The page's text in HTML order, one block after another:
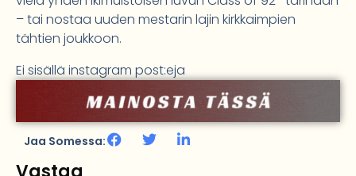
– tai nostaa uuden mestarin lajin kirkkaimpien
tähtien joukkoon.
Ei sisällä instagram post:eja
Jaa Somessa: